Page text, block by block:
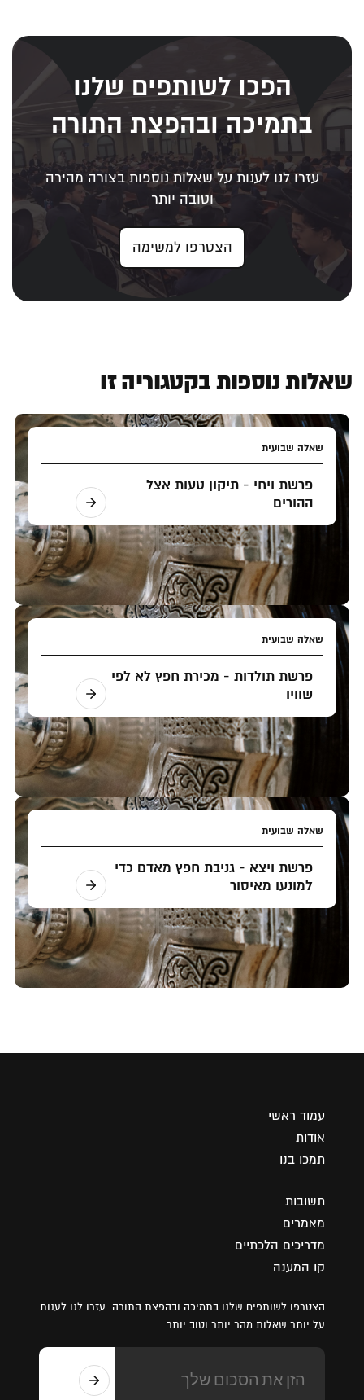
הפכו לשותפים שלנו
בתמיכה ובהפצת התורה
עזרו לנו לענות על שאלות נוספות בצורה מהירה
וטובה יותר
הצטרפו למשימה
שאלות נוספות בקטגוריה זו
שאלה שבועית
פרשת ויחי - תיקון טעות אצל
ההורים
שאלה שבועית
פרשת תולדות - מכירת חפץ לא לפי
שוויו
שאלה שבועית
פרשת ויצא - גניבת חפץ מאדם כדי
למונעו מאיסור
עמוד ראשי
אודות
תמכו בנו
תשובות
מאמרים
מדריכים הלכתיים
קו המענה
הצטרפו לשותפים שלנו בתמיכה ובהפצת התורה. עזרו לנו לענות
על יותר שאלות מהר יותר וטוב יותר.